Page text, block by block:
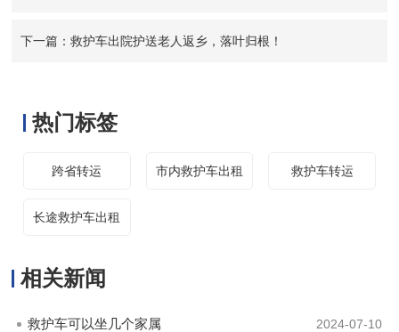
下一篇：救护车出院护送老人返乡，落叶归根！
热门标签
跨省转运 市内救护车出租 救护车转运
长途救护车出租
相关新闻
救护车可以坐几个家属 2024-07-10